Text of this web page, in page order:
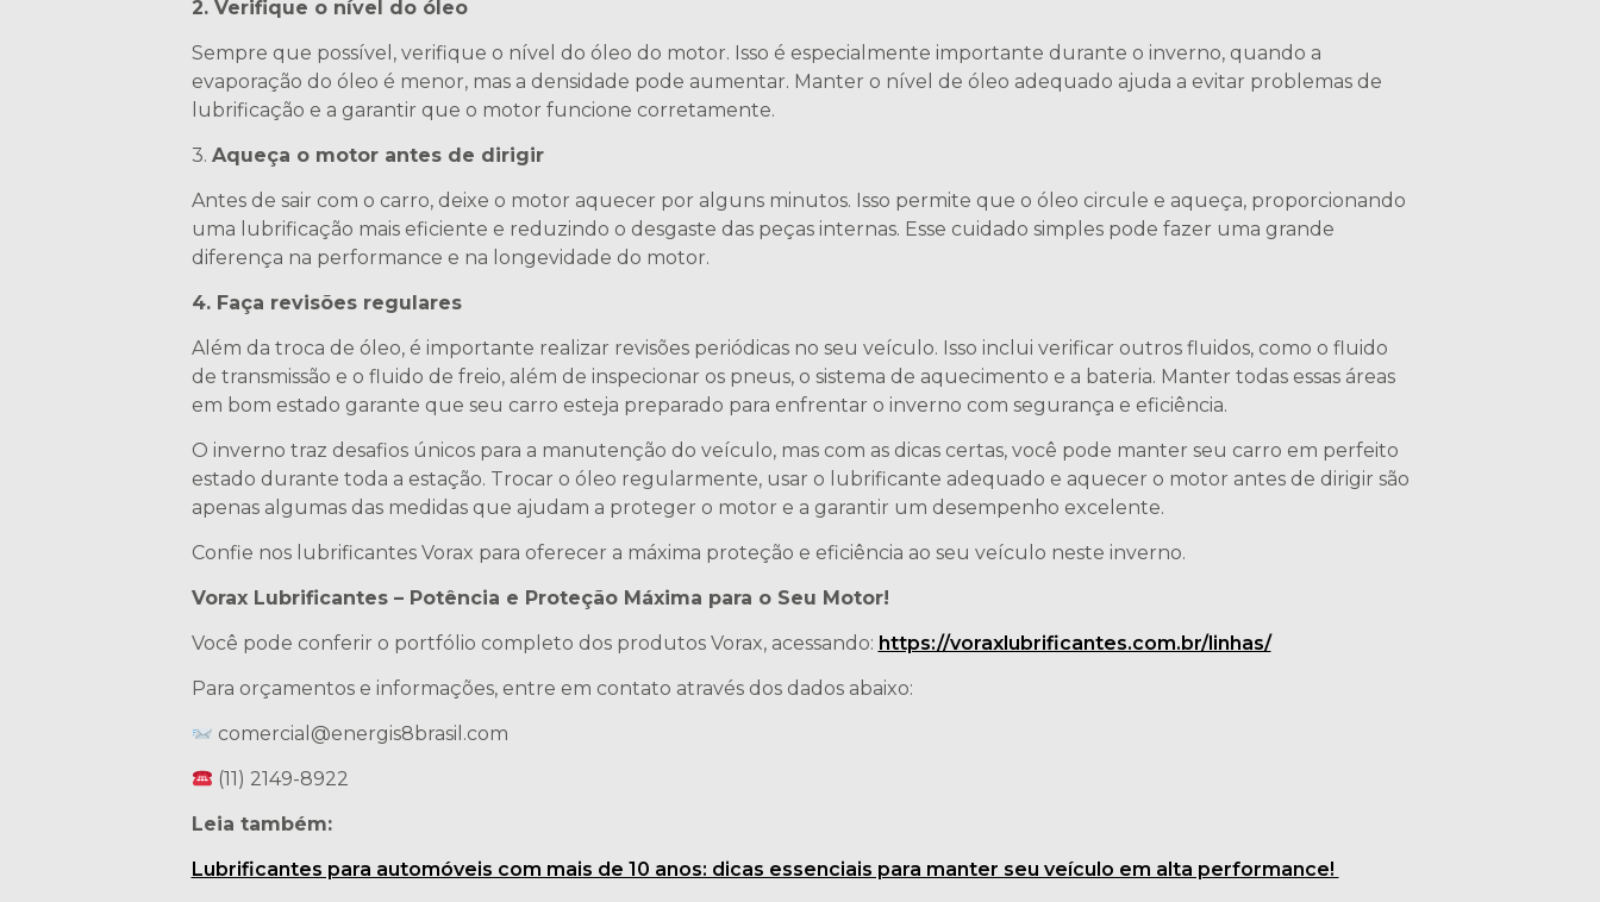
2. Verifique o nível do óleo
Sempre que possível, verifique o nível do óleo do motor. Isso é especialmente importante durante o inverno, quando a
evaporação do óleo é menor, mas a densidade pode aumentar. Manter o nível de óleo adequado ajuda a evitar problemas de
lubrificação e a garantir que o motor funcione corretamente.
3. Aqueça o motor antes de dirigir
Antes de sair com o carro, deixe o motor aquecer por alguns minutos. Isso permite que o óleo circule e aqueça, proporcionando
uma lubrificação mais eficiente e reduzindo o desgaste das peças internas. Esse cuidado simples pode fazer uma grande
diferença na performance e na longevidade do motor.
4. Faça revisões regulares
Além da troca de óleo, é importante realizar revisões periódicas no seu veículo. Isso inclui verificar outros fluidos, como o fluido
de transmissão e o fluido de freio, além de inspecionar os pneus, o sistema de aquecimento e a bateria. Manter todas essas áreas
em bom estado garante que seu carro esteja preparado para enfrentar o inverno com segurança e eficiência.
O inverno traz desafios únicos para a manutenção do veículo, mas com as dicas certas, você pode manter seu carro em perfeito
estado durante toda a estação. Trocar o óleo regularmente, usar o lubrificante adequado e aquecer o motor antes de dirigir são
apenas algumas das medidas que ajudam a proteger o motor e a garantir um desempenho excelente.
Confie nos lubrificantes Vorax para oferecer a máxima proteção e eficiência ao seu veículo neste inverno.
Vorax Lubrificantes – Potência e Proteção Máxima para o Seu Motor!
Você pode conferir o portfólio completo dos produtos Vorax, acessando: https://voraxlubrificantes.com.br/linhas/
Para orçamentos e informações, entre em contato através dos dados abaixo:
comercial@energis8brasil.com
(11) 2149-8922
Leia também:
Lubrificantes para automóveis com mais de 10 anos: dicas essenciais para manter seu veículo em alta performance!